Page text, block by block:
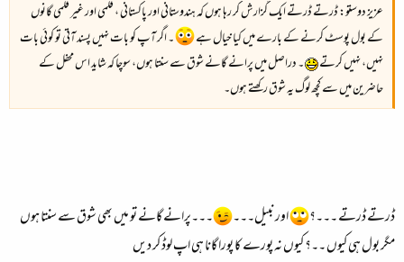
عزیز دوستو: ڈرتے ڈرتے ایک گزارش کر رہا ہوں کہ ہندوستانی اور پاکستانی ، فلمی اور غیر فلمی گانوں
کے بول پوسٹ کرنے کے بارے میں کیا خیال ہے
۔ اگر آپ کو بات نہیں پسند آتی تو کوئی بات
نہیں، نہیں کرتے
۔ دراصل میں پرانے گانے شوق سے سنتا ہوں، سوچا کہ شاید اس محفل کے
حاضرین میں سے کچھ لوگ یہ شوق رکھتے ہوں۔
ڈرتے ڈرتے ۔۔۔؟ اور نبیل۔۔۔
۔۔۔پرانے گانے تو میں بھی شوق سے سنتا ہوں
مگر بول ہی کیوں ۔۔؟ کیوں نہ پورے کا پورا گانا ہی اپ لوڈ کر دیں